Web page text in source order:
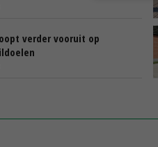
verder vooruit op